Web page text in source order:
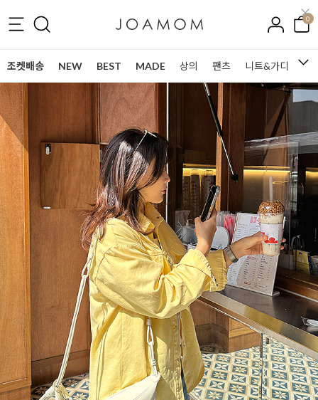
0
조켓배송 NEW BEST MADE 상의 팬츠 니트&가디건